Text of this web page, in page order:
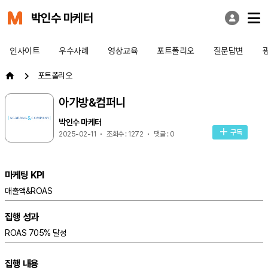
박인수 마케터
인사이트 우수사례 영상교육 포트폴리오 질문답변
포트폴리오
아가방&컴퍼니
박인수 마케터
2025-02-11 조회수 : 1272 댓글 : 0 구독
마케팅 KPI
매출액&ROAS
집행 성과
ROAS 705% 달성
집행 내용